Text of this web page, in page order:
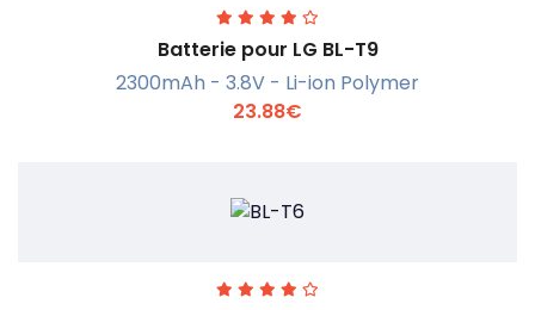
En savoir +
Batterie pour LG BL-T9
2300mAh - 3.8V - Li-ion Polymer
23.88€